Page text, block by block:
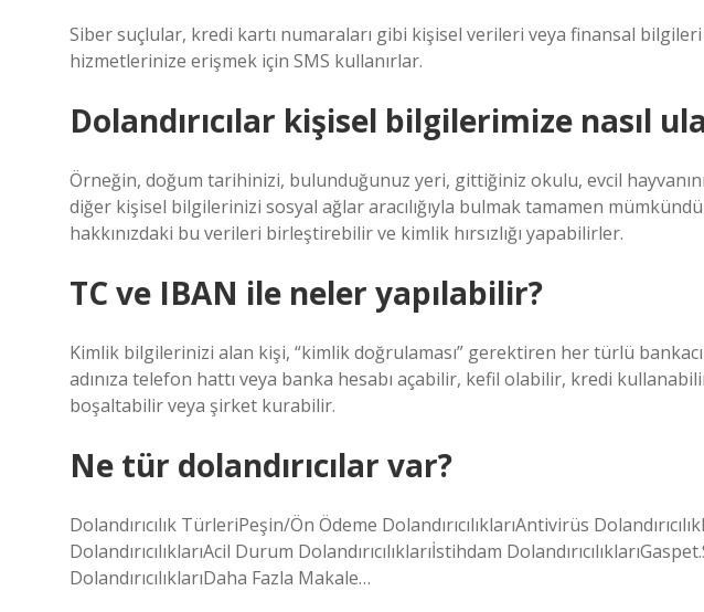
Siber suçlular, kredi kartı numaraları gibi kişisel verileri veya finansal
hizmetlerinize erişmek için SMS kullanırlar.
Dolandırıcılar kişisel bilgilerimize nasıl
Örneğin, doğum tarihinizi, bulunduğunuz yeri, gittiğiniz okulu, evcil
diğer kişisel bilgilerinizi sosyal ağlar aracılığıyla bulmak tamamen
hakkınızdaki bu verileri birleştirebilir ve kimlik hırsızlığı yapabilirler.
TC ve IBAN ile neler yapılabilir?
Kimlik bilgilerinizi alan kişi, “kimlik doğrulaması” gerektiren her türlü
adınıza telefon hattı veya banka hesabı açabilir, kefil olabilir, kredi
boşaltabilir veya şirket kurabilir.
Ne tür dolandırıcılar var?
Dolandırıcılık TürleriPeşin/Ön Ödeme DolandırıcılıklarıAntivirüs
DolandırıcılıklarıAcil Durum Dolandırıcılıklarıİstihdam
DolandırıcılıklarıDaha Fazla Makale…